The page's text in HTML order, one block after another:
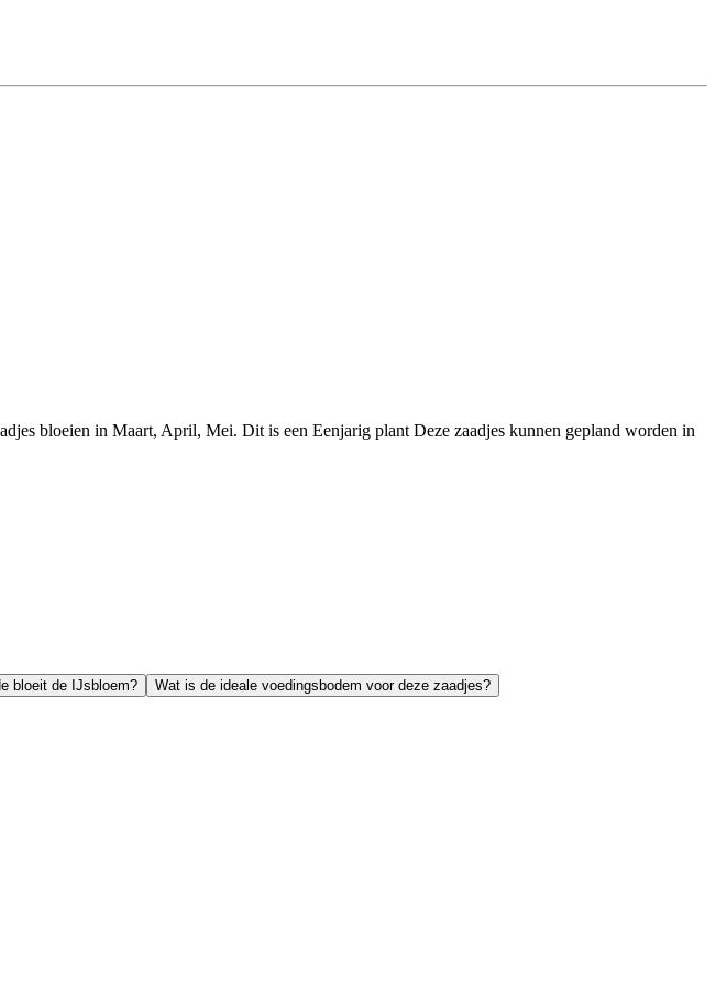
bloeien in Maart, April, Mei. Dit is een Eenjarig plant Deze zaadjes kunnen gepland worden in
bloeit de IJsbloem?
Wat is de ideale voedingsbodem voor deze zaadjes?